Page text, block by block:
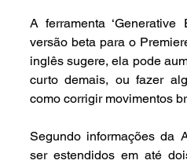
A ferramenta ‘Generative
versão beta para o
inglês sugere, ela pode
curto demais, ou fazer
como corrigir movimentos
Segundo informações da
ser estendidos em até